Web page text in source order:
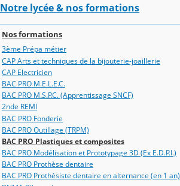
Notre lycée & nos formations
Nos formations
3ème Prépa métier
CAP Arts et techniques de la bijouterie-joaillerie
CAP Electricien
BAC PRO M.E.L.E.C.
BAC PRO M.S.P.C. (Apprentissage SNCF)
2nde REMI
BAC PRO Fonderie
BAC PRO Outillage (TRPM)
BAC PRO Plastiques et composites
BAC PRO Modélisation et Prototypage 3D (Ex E.D.P.I.)
BAC PRO Prothèse dentaire
BAC PRO Prothésiste dentaire en alternance (en 1 an)